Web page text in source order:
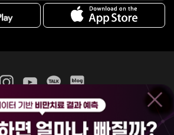
·의원 이용약관
홈페이지 이용약관
비급여진료수가